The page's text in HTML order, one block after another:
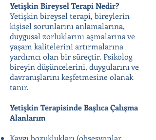
Yetişkin Bireysel Terapi Nedir?
Yetişkin bireysel terapi, bireylerin
kişisel sorunlarını anlamalarına,
duygusal zorluklarını aşmalarına ve
yaşam kalitelerini artırmalarına
yardımcı olan bir süreçtir. Psikolog
bireyin düşüncelerini, duygularını ve
davranışlarını keşfetmesine olanak
tanır.
Yetişkin Terapisinde Başlıca Çalışma
Alanlarım
Kaygı bozuklukları (obsesyonlar,